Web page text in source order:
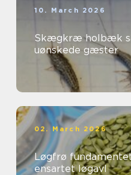
10. March 2026
Skægkræ holbæk sådan stopper du de
uønskede gæster
02. March 2026
Løgfrø fundamentet for en sund og
ensartet løgavl